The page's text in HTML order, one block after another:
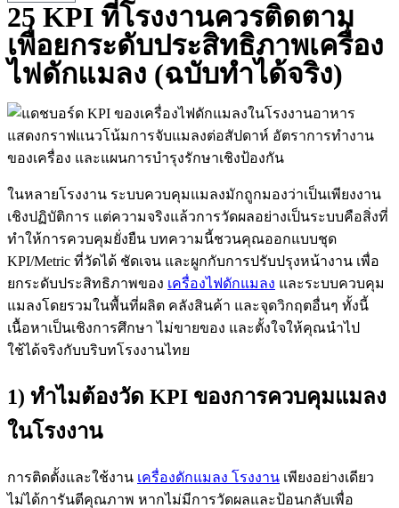
25 KPI ที่โรงงานควรติดตาม
เพื่อยกระดับประสิทธิภาพเครื่อง
ไฟดักแมลง (ฉบับทำได้จริง)
ในหลายโรงงาน ระบบควบคุมแมลงมักถูกมองว่าเป็นเพียงงาน
เชิงปฏิบัติการ แต่ความจริงแล้วการวัดผลอย่างเป็นระบบคือสิ่งที่
ทำให้การควบคุมยั่งยืน บทความนี้ชวนคุณออกแบบชุด
KPI/Metric ที่วัดได้ ชัดเจน และผูกกับการปรับปรุงหน้างาน เพื่อ
ยกระดับประสิทธิภาพของ เครื่องไฟดักแมลง และระบบควบคุม
แมลงโดยรวมในพื้นที่ผลิต คลังสินค้า และจุดวิกฤตอื่นๆ ทั้งนี้
เนื้อหาเป็นเชิงการศึกษา ไม่ขายของ และตั้งใจให้คุณนำไป
ใช้ได้จริงกับบริบทโรงงานไทย
1) ทำไมต้องวัด KPI ของการควบคุมแมลง
ในโรงงาน
การติดตั้งและใช้งาน เครื่องดักแมลง โรงงาน เพียงอย่างเดียว
ไม่ได้การันตีคุณภาพ หากไม่มีการวัดผลและป้อนกลับเพื่อ